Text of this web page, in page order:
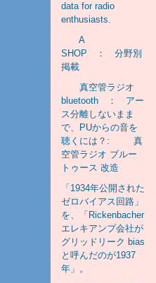
data for radio
enthusiasts.
A
SHOP ： 分野別
掲載
真空管ラジオ
bluetooth ： アー
ス分離しないまま
で、PUからの音を
聴くには？: 真
空管ラジオ ブルー
トゥース 改造
「1934年公開された
ゼロバイアス回路」
を、「Rickenbacher
エレキアンプ会社が
グリッドリーク bias
と呼んだのが1937
年」。